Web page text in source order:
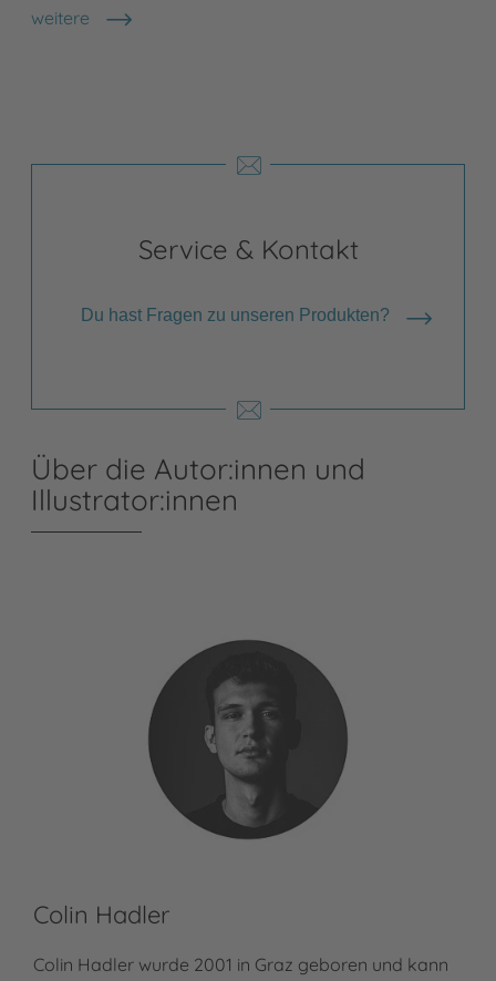
weitere
Shops anzeigen
Service & Kontakt
Du hast Fragen zu unseren Produkten?
Über die Autor:innen und
Illustrator:innen
Colin Hadler
Colin Hadler wurde 2001 in Graz geboren und kann